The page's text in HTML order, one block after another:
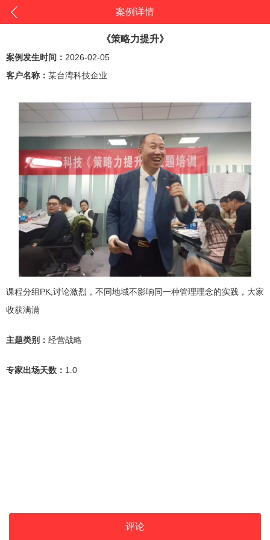
案例详情
《策略力提升》
案例发生时间： 2026-02-05
客户名称： 某台湾科技企业
课程分组PK,讨论激烈，不同地域不影响同一种管理理念的实践，大家
收获满满
主题类别： 经营战略
专家出场天数： 1.0
评论